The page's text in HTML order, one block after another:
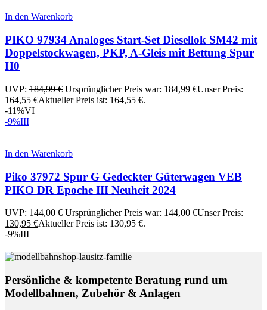
In den Warenkorb
PIKO 97934 Analoges Start-Set Diesellok SM42 mit
Doppelstockwagen, PKP, A-Gleis mit Bettung Spur
H0
UVP: 184,99€ Ursprünglicher Preis war: 184,99 €Unser Preis:
164,55 €Aktueller Preis ist: 164,55 €.
-11%VI
-9%III
In den Warenkorb
Piko 37972 Spur G Gedeckter Güterwagen VEB
PIKO DR Epoche III Neuheit 2024
UVP: 144,00€ Ursprünglicher Preis war: 144,00 €Unser Preis:
130,95 €Aktueller Preis ist: 130,95 €.
-9%III
Persönliche & kompetente Beratung rund um
Modellbahnen, Zubehör & Anlagen